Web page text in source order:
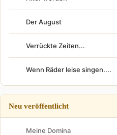
Der August
Verrückte Zeiten...
Wenn Räder leise singen....
Neu veröffentlicht
Meine Domina